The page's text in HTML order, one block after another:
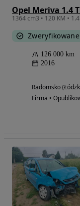
Opel Meriva 1.4
1364 cm3 • 120 KM •
126 000 km
2016
Radomsko
Firma •